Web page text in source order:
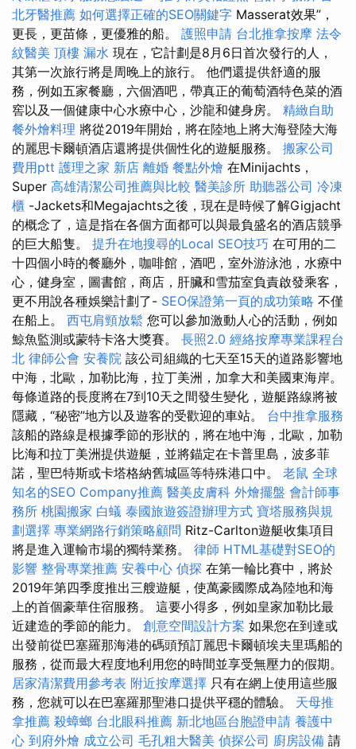
北牙醫推薦 如何選擇正確的SEO關鍵字 Masserat效果”，
更長，更苗條，更優雅的船。 護照申請 台北推拿按摩 法令
紋醫美 頂樓 漏水 現在，它計劃是8月6日首次發行的人，
其第一次旅行將是周晚上的旅行。 他們還提供舒適的服
務，例如五家餐廳，六個酒吧，帶真正的葡萄酒特色菜的酒
窖以及一個健康中心水療中心，沙龍和健身房。 精緻自助
餐外燴料理 將從2019年開始，將在陸地上將大海登陸大海
的麗思卡爾頓酒店還將提供個性化的遊艇服務。 搬家公司
費用ptt 護理之家 新店 離婚 餐點外燴 在Minijachts，
Super 高雄清潔公司推薦與比較 醫美診所 助聽器公司 冷凍
櫃 -Jackets和Megajachts之後，現在是時候了解Gigjacht
的概念了，這是指在各個方面都可以與最負盛名的酒店競爭
的巨大船隻。 提升在地搜尋的Local SEO技巧 在可用的二
十四個小時的餐廳外，咖啡館，酒吧，室外游泳池，水療中
心，健身室，圖書館，商店，肝臟和雪茄室負責啟發乘客，
更不用說各種娛樂計劃了- SEO保證第一頁的成功策略 不僅
在船上。 西屯肩頸放鬆 您可以參加激動人心的活動，例如
鯨魚監測或蒙特卡洛大獎賽。 長照2.0 經絡按摩專業課程台
北 律師公會 安養院 該公司組織的七天至15天的道路影響地
中海，北歐，加勒比海，拉丁美洲，加拿大和美國東海岸。
每條道路的長度將在7到10天之間發生變化，遊艇路線將被
隱藏，“秘密”地方以及遊客的受歡迎的車站。 台中推拿服務
該船的路線是根據季節的形狀的，將在地中海，北歐，加勒
比海和拉丁美洲提供遊艇，並將錨定在卡普里島，波多菲
諾，聖巴特斯或卡塔格納舊城區等特殊港口中。 老鼠 全球
知名的SEO Company推薦 醫美皮膚科 外燴擺盤 會計師事
務所 桃園搬家 白蟻 泰國旅遊簽證辦理方式 寶塔服務與規
劃選擇 專業網路行銷策略顧問 Ritz-Carlton遊艇收集項目
將是進入運輸市場的獨特業務。 律師 HTML基礎對SEO的
影響 整骨專業推薦 安養中心 偵探 在第一輪比賽中，將於
2019年第四季度推出三艘遊艇，使萬豪國際成為陸地和海
上的首個豪華住宿服務。 這要小得多，例如皇家加勒比最
近建造的季節的能力。 創意空間設計方案 如果您在到達或
出發前從巴塞羅那海港的碼頭預訂麗思卡爾頓埃夫里瑪船的
服務，從而最大程度地利用您的時間並享受無壓力的假期。
居家清潔費用參考表 附近按摩選擇 只有在網上使用這些服
務，您就可以在巴塞羅那聖港口提供平穩的體驗。 天母推
拿推薦 殺蟑螂 台北眼科推薦 新北地區台胞證申請 養護中
心 到府外燴 成立公司 毛孔粗大醫美 偵探公司 廚房設備 請